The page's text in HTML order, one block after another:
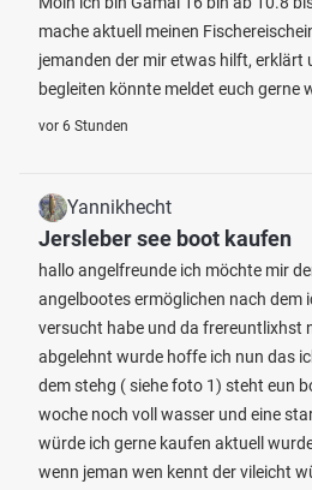
mache aktuell meinen
jemanden der mir etwas hilft, erklärt
begleiten könnte meldet euch gerne
vor 6 Stunden
Yannikhecht
Jersleber see boot kaufen
hallo angelfreunde ich möchte mir
angelbootes ermöglichen nach dem
versucht habe und da frereuntlixhst
abgelehnt wurde hoffe ich nun das
dem stehg ( siehe foto 1) steht eun
woche noch voll wasser und eine
würde ich gerne kaufen aktuell
wenn jeman wen kennt der vileicht